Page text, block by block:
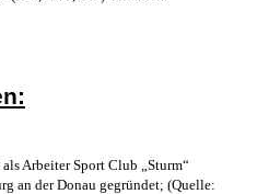
als Arbeiter Sport Club „Sturm“
an der Donau gegründet; (Quelle: